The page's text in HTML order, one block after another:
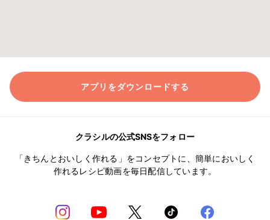
アプリをダウンロードする
クラシルの公式SNSをフォロー
「きちんとおいしく作れる」をコンセプトに、簡単においしく
作れるレシピ動画を毎日配信しています。